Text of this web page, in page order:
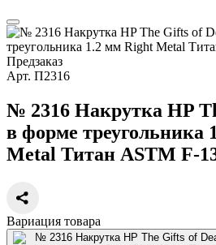
Предзаказ
Арт. П2316
№ 2316 Накрутка HP
в форме треугольника
Metal Титан ASTM F-
Вариация товара